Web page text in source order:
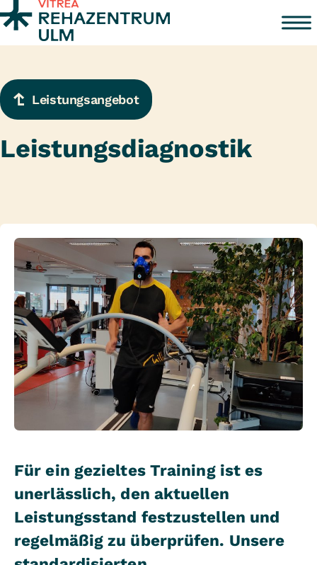
Zum Inhalt springen
Leistungsangebot
Leistungsdiagnostik
Für ein gezieltes Training ist es
unerlässlich, den aktuellen
Leistungsstand festzustellen und
regelmäßig zu überprüfen. Unsere